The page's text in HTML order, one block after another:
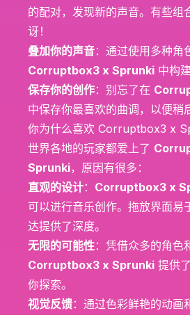
的配对，发现新的声音。有些组
讶！
叠加你的声音：通过使用多种角
Corruptbox3 x Sprunki 中构
保存你的创作：别忘了在
中保存你最喜欢的曲调，以便稍
你为什么喜欢 Corruptbox3 x
世界各地的玩家都爱上了
Sprunki，原因有很多：
直观的设计： Corruptbox3 x
可以进行音乐创作。拖放界面易
达提供了深度。
无限的可能性：凭借众多的角色
Corruptbox3 x Sprunki 提供
你探索。
视觉反馈：通过色彩鲜艳的动画